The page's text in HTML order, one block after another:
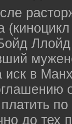
Ллойд
в
до тех